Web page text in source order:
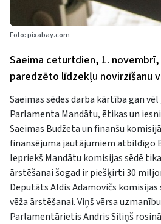
Foto: pixabay.com
Saeima ceturtdien, 1.
paredzēto līdzekļu novirzīšanu
Saeimas sēdes darba kārtība gan
Parlamenta Mandātu, ētikas un
Saeimas Budžeta un finanšu
finansējuma jautājumiem atbildīgo
Iepriekš Mandātu komisijas sēdē
ārstēšanai šogad ir piešķirti 30
Deputāts Aldis Adamovičs
vēža ārstēšanai. Viņš vērsa
Parlamentārietis Andris Siliņš